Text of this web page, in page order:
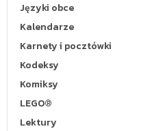
Języki obce
Kalendarze
Karnety i pocztówki
Kodeksy
Komiksy
LEGO®
Lektury